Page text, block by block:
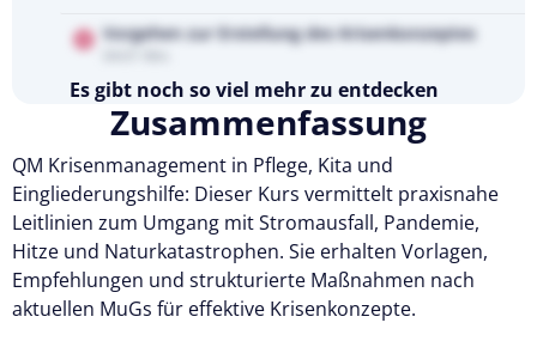
Vorgehen zur Erstellung des Krisenkonzeptes
Es gibt noch so viel mehr zu entdecken
Testen Sie Pflegecampus 14 Tage kostenlos.
Kostenlos testen
Zusammenfassung
QM Krisenmanagement in Pflege, Kita und
Eingliederungshilfe: Dieser Kurs vermittelt praxisnahe
Leitlinien zum Umgang mit Stromausfall, Pandemie,
Hitze und Naturkatastrophen. Sie erhalten Vorlagen,
Empfehlungen und strukturierte Maßnahmen nach
aktuellen MuGs für effektive Krisenkonzepte.